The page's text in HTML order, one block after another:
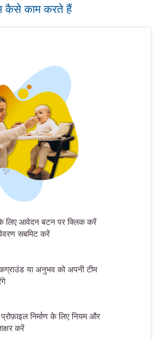
कैसे काम करते हैं
के लिए आवेदन बटन पर क्लिक करें
सबमिट करें
या अनुभव को अपनी टीम
निर्माण के लिए नियम और
करें